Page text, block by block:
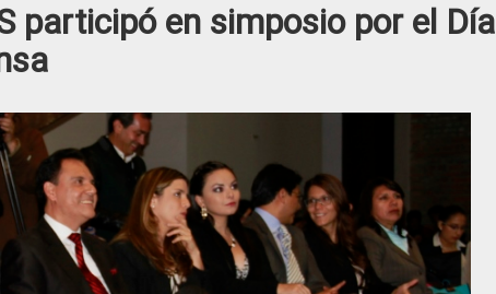
participó en simposio por el Día